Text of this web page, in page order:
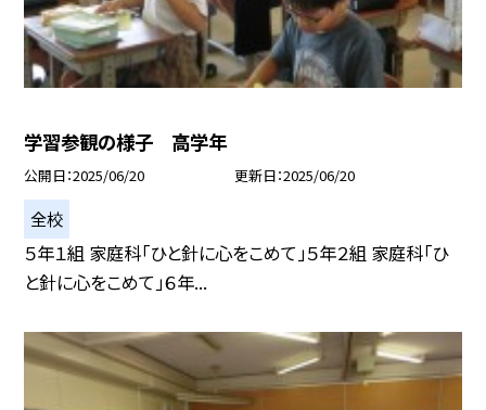
学習参観の様子 高学年
公開日 2025/06/20 更新日 2025/06/20
全校
５年１組 家庭科「ひと針に心をこめて」５年２組 家庭科「ひ
と針に心をこめて」６年...